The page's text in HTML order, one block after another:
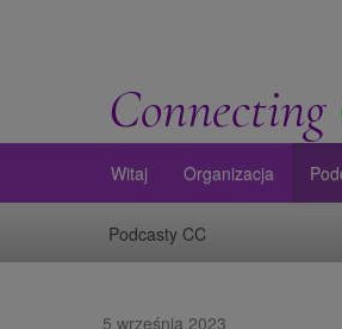
Connecting
Witaj Organizacja
Podcasty CC
5 września 2023